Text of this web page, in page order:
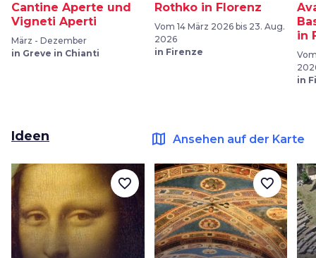
Cantine Aperte und
Vigneti Aperti
März - Dezember
in Greve in Chianti
Rothko in Florenz
Vom 14 März 2026 bis 23. Aug.
2026
in Firenze
in
in
Ideen map Ansehen auf der Karte
favorite_border favorite_border